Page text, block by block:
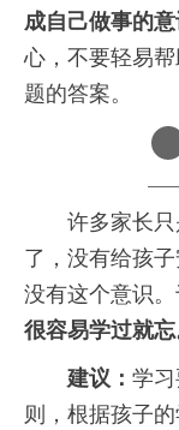
成自己做事的
心，不要轻易
题的答案。
许多家长只
了，没有给孩
没有这个意识。
很容易学过就忘
建议： 学
则，根据孩子